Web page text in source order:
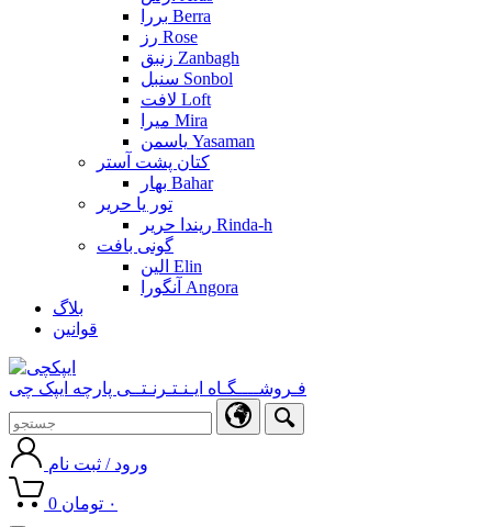
بررا Berra
رز Rose
زنبق Zanbagh
سنبل Sonbol
لافت Loft
میرا Mira
یاسمن Yasaman
کتان پشت آستر
بهار Bahar
تور یا حریر
ریندا حریر Rinda-h
گونی بافت
الین Elin
آنگورا Angora
بلاگ
قوانین
فـروشــــگـاه ایـنـتـرنـتــی پارچه ایپک چی
ورود / ثبت نام
0 ۰ تومان